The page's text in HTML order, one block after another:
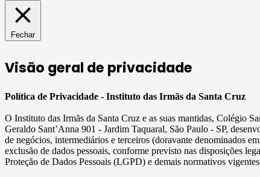
Fechar
Visão geral de privacidade
Política de Privacidade - Instituto das Irmãs da Santa Cruz
O Instituto das Irmãs da Santa Cruz e as suas mantidas, Colégio
Geraldo Sant’Anna 901 - Jardim Taquaral, São Paulo - SP,
de negócios, intermediários e terceiros (doravante denominados
exclusão de dados pessoais, conforme previsto nas disposições
Proteção de Dados Pessoais (LGPD) e demais normativos